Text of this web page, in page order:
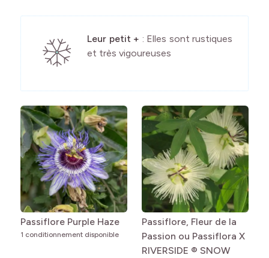
Leur petit + : Elles sont rustiques
et très vigoureuses
Passiflore Purple Haze
1 conditionnement disponible
Passiflore, Fleur de la
Passion ou Passiflora X
RIVERSIDE ® SNOW